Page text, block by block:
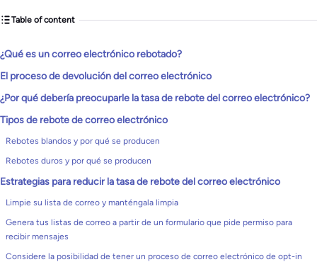
Table of content
¿Qué es un correo electrónico rebotado?
El proceso de devolución del correo electrónico
¿Por qué debería preocuparle la tasa de rebote del correo electrónico?
Tipos de rebote de correo electrónico
Rebotes blandos y por qué se producen
Rebotes duros y por qué se producen
Estrategias para reducir la tasa de rebote del correo electrónico
Limpie su lista de correo y manténgala limpia
Genera tus listas de correo a partir de un formulario que pide permiso para
recibir mensajes
Considere la posibilidad de tener un proceso de correo electrónico de opt-in